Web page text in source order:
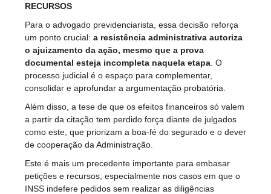
RECURSOS
Para o advogado previdenciarista, essa decisão reforça
um ponto crucial: a resistência administrativa autoriza
o ajuizamento da ação, mesmo que a prova
documental esteja incompleta naquela etapa. O
processo judicial é o espaço para complementar,
consolidar e aprofundar a argumentação probatória.
Além disso, a tese de que os efeitos financeiros só valem
a partir da citação tem perdido força diante de julgados
como este, que priorizam a boa-fé do segurado e o dever
de cooperação da Administração.
Este é mais um precedente importante para embasar
petições e recursos, especialmente nos casos em que o
INSS indefere pedidos sem realizar as diligências